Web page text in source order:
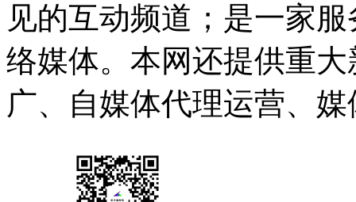
见的互动频道；是一家
络媒体。本网还提供重
广、自媒体代理运营、